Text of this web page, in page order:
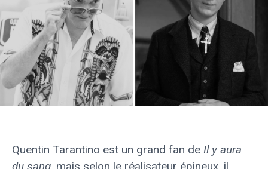
Quentin Tarantino est un grand fan de Il y aura